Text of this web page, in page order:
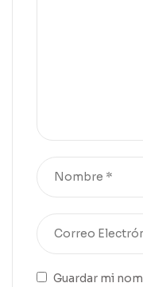
Guardar mi